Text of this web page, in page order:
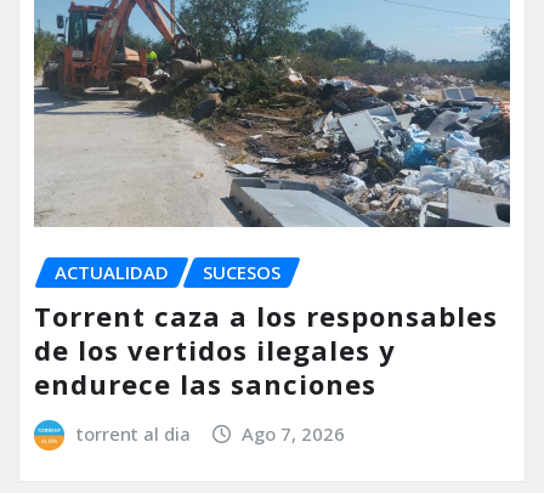
ACTUALIDAD SUCESOS
Torrent caza a los responsables
de los vertidos ilegales y
endurece las sanciones
torrent al dia Ago 7, 2026